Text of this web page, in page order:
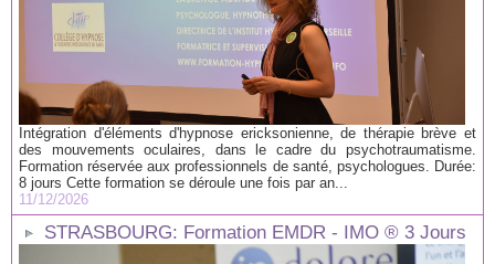
Intégration d'éléments d'hypnose ericksonienne, de thérapie brève et
des mouvements oculaires, dans le cadre du psychotraumatisme.
Formation réservée aux professionnels de santé, psychologues. Durée:
8 jours Cette formation se déroule une fois par an...
11/12/2026
STRASBOURG: Formation EMDR - IMO ® 3 Jours